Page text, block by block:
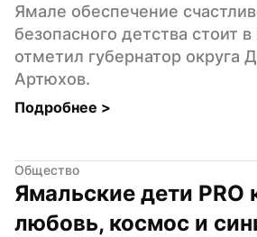
Ямале обеспечение
безопасного детства стоит
отметил губернатор округа
Артюхов.
Подробнее >
Общество
Ямальские дети PRO
любовь, космос и